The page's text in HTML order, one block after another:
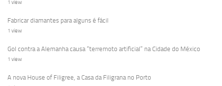
1 view
Fabricar diamantes para alguns é fácil
1 view
Gol contra a Alemanha causa “terremoto artificial” na Cidade do México
1 view
A nova House of Filigree, a Casa da Filigrana no Porto